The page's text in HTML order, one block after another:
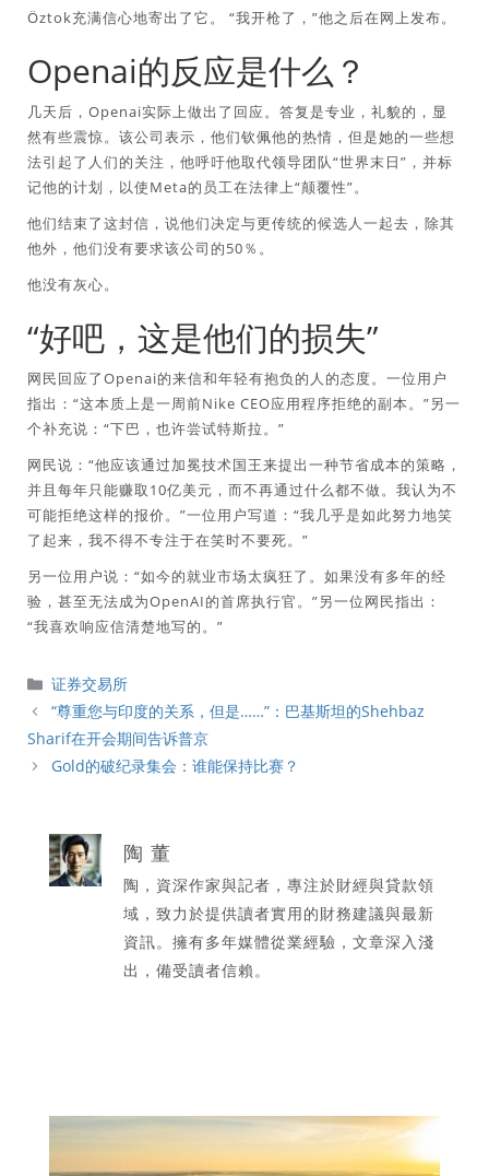
Öztok充满信心地寄出了它。 “我开枪了，”他之后在网上发布。
Openai的反应是什么？
几天后，Openai实际上做出了回应。答复是专业，礼貌的，显
然有些震惊。该公司表示，他们钦佩他的热情，但是她的一些想
法引起了人们的关注，他呼吁他取代领导团队“世界末日”，并标
记他的计划，以使Meta的员工在法律上“颠覆性”。
他们结束了这封信，说他们决定与更传统的候选人一起去，除其
他外，他们没有要求该公司的50％。
他没有灰心。
“好吧，这是他们的损失”
网民回应了Openai的来信和年轻有抱负的人的态度。一位用户
指出：“这本质上是一周前Nike CEO应用程序拒绝的副本。”另一
个补充说：“下巴，也许尝试特斯拉。”
网民说：“他应该通过加冕技术国王来提出一种节省成本的策略，
并且每年只能赚取10亿美元，而不再通过什么都不做。我认为不
可能拒绝这样的报价。”一位用户写道：“我几乎是如此努力地笑
了起来，我不得不专注于在笑时不要死。”
另一位用户说：“如今的就业市场太疯狂了。如果没有多年的经
验，甚至无法成为OpenAI的首席执行官。”另一位网民指出：
“我喜欢响应信清楚地写的。”
分
類
证券交易所
“尊重您与印度的关系，但是……”：巴基斯坦的Shehbaz
Sharif在开会期间告诉普京
Gold的破纪录集会：谁能保持比赛？
陶 董
陶，資深作家與記者，專注於財經與貸款領
域，致力於提供讀者實用的財務建議與最新
資訊。擁有多年媒體從業經驗，文章深入淺
出，備受讀者信賴。